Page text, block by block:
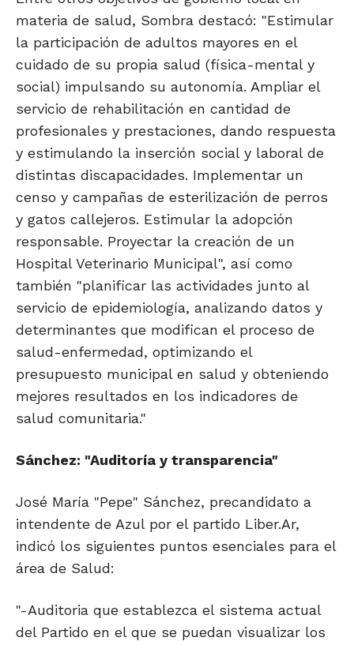
materia de salud, Sombra destacó: "Estimular
la participación de adultos mayores en el
cuidado de su propia salud (física-mental y
social) impulsando su autonomía. Ampliar el
servicio de rehabilitación en cantidad de
profesionales y prestaciones, dando respuesta
y estimulando la inserción social y laboral de
distintas discapacidades. Implementar un
censo y campañas de esterilización de perros
y gatos callejeros. Estimular la adopción
responsable. Proyectar la creación de un
Hospital Veterinario Municipal", así como
también "planificar las actividades junto al
servicio de epidemiología, analizando datos y
determinantes que modifican el proceso de
salud-enfermedad, optimizando el
presupuesto municipal en salud y obteniendo
mejores resultados en los indicadores de
salud comunitaria."
Sánchez: "Auditoría y transparencia"
José María "Pepe" Sánchez, precandidato a
intendente de Azul por el partido Liber.Ar,
indicó los siguientes puntos esenciales para el
área de Salud:
"-Auditoria que establezca el sistema actual
del Partido en el que se puedan visualizar los